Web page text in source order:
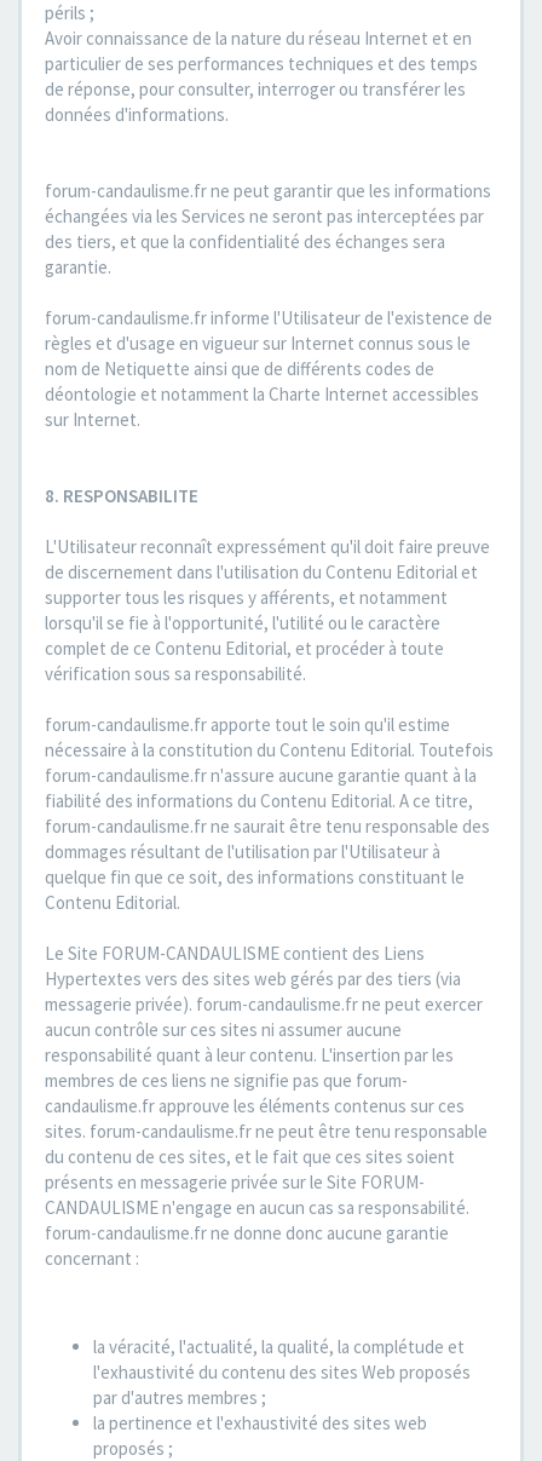
périls ;
Avoir connaissance de la nature du réseau Internet et en
particulier de ses performances techniques et des temps
de réponse, pour consulter, interroger ou transférer les
données d'informations.
forum-candaulisme.fr ne peut garantir que les informations
échangées via les Services ne seront pas interceptées par
des tiers, et que la confidentialité des échanges sera
garantie.
forum-candaulisme.fr informe l'Utilisateur de l'existence de
règles et d'usage en vigueur sur Internet connus sous le
nom de Netiquette ainsi que de différents codes de
déontologie et notamment la Charte Internet accessibles
sur Internet.
8. RESPONSABILITE
L'Utilisateur reconnaît expressément qu'il doit faire preuve
de discernement dans l'utilisation du Contenu Editorial et
supporter tous les risques y afférents, et notamment
lorsqu'il se fie à l'opportunité, l'utilité ou le caractère
complet de ce Contenu Editorial, et procéder à toute
vérification sous sa responsabilité.
forum-candaulisme.fr apporte tout le soin qu'il estime
nécessaire à la constitution du Contenu Editorial. Toutefois
forum-candaulisme.fr n'assure aucune garantie quant à la
fiabilité des informations du Contenu Editorial. A ce titre,
forum-candaulisme.fr ne saurait être tenu responsable des
dommages résultant de l'utilisation par l'Utilisateur à
quelque fin que ce soit, des informations constituant le
Contenu Editorial.
Le Site FORUM-CANDAULISME contient des Liens
Hypertextes vers des sites web gérés par des tiers (via
messagerie privée). forum-candaulisme.fr ne peut exercer
aucun contrôle sur ces sites ni assumer aucune
responsabilité quant à leur contenu. L'insertion par les
membres de ces liens ne signifie pas que forum-
candaulisme.fr approuve les éléments contenus sur ces
sites. forum-candaulisme.fr ne peut être tenu responsable
du contenu de ces sites, et le fait que ces sites soient
présents en messagerie privée sur le Site FORUM-
CANDAULISME n'engage en aucun cas sa responsabilité.
forum-candaulisme.fr ne donne donc aucune garantie
concernant :
la véracité, l'actualité, la qualité, la complétude et
l'exhaustivité du contenu des sites Web proposés
par d'autres membres ;
la pertinence et l'exhaustivité des sites web
proposés ;